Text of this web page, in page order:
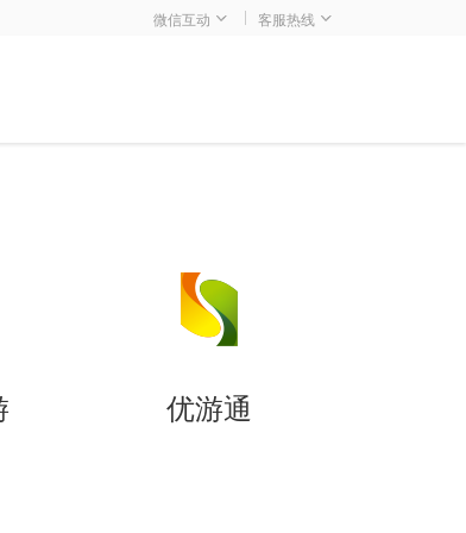
微信互动 客服热线
优游通